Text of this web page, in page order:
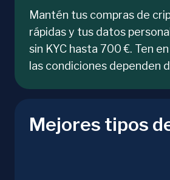
Mantén tus compras de
rápidas y tus datos
sin KYC hasta 700 €. Ten
las condiciones dependen
Mejores tipos